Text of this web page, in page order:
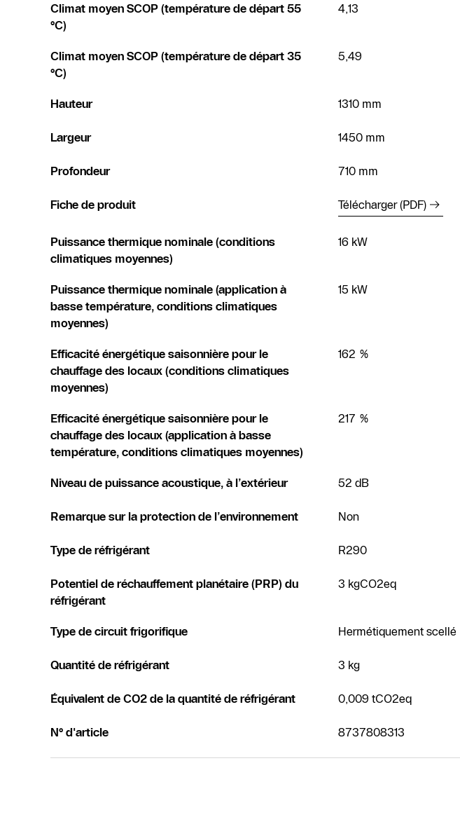
Climat moyen SCOP (température de départ 55
°C)
4,13
Climat moyen SCOP (température de départ 35
°C)
5,49
Hauteur 1310 mm
Largeur 1450 mm
Profondeur 710 mm
Fiche de produit Télécharger (PDF)
Puissance thermique nominale (conditions
climatiques moyennes)
16 kW
Puissance thermique nominale (application à
basse température, conditions climatiques
moyennes)
15 kW
Efficacité énergétique saisonnière pour le
chauffage des locaux (conditions climatiques
moyennes)
162 %
Efficacité énergétique saisonnière pour le
chauffage des locaux (application à basse
température, conditions climatiques moyennes)
217 %
Niveau de puissance acoustique, à l’extérieur 52 dB
Remarque sur la protection de l’environnement Non
Type de réfrigérant R290
Potentiel de réchauffement planétaire (PRP) du
réfrigérant
3 kgCO2eq
Type de circuit frigorifique Hermétiquement scellé
Quantité de réfrigérant 3 kg
Équivalent de CO2 de la quantité de réfrigérant 0,009 tCO2eq
N° d'article 8737808313